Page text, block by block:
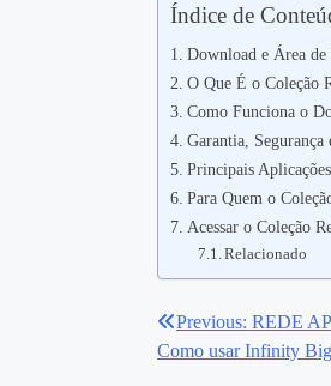
Índice de
Download e Área
O Que É o Coleção
Como Funciona o
Garantia, Segurança
Principais
Para Quem o
Acessar o Coleção
Relacionado
Navegação
Previous: REDE
Como usar Infinity